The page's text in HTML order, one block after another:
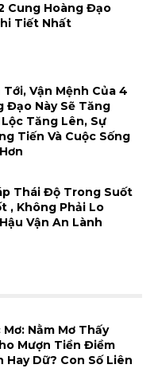
Cung Hoàng Đạo
Tiết Nhất
Vận Mệnh Của 4
Đạo Này Sẽ Tăng
Tăng Lên, Sự
Tiến Và Cuộc Sống
Thái Độ Trong Suốt
, Không Phải Lo
Vận An Lành
Mơ: Nằm Mơ Thấy
Mượn Tiền Điềm
Hay Dữ? Con Số Liên